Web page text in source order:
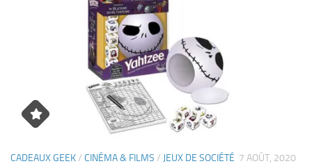
CADEAUX GEEK/ CINÉMA & FILMS / JEUX DE SOCIÉTÉ 7 AOÛT, 2020